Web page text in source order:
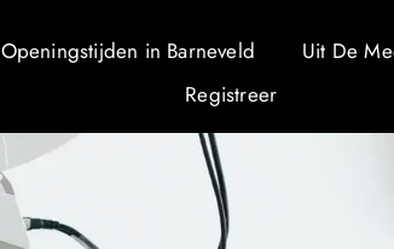
Openingstijden in Barneveld Uit De
Registreer